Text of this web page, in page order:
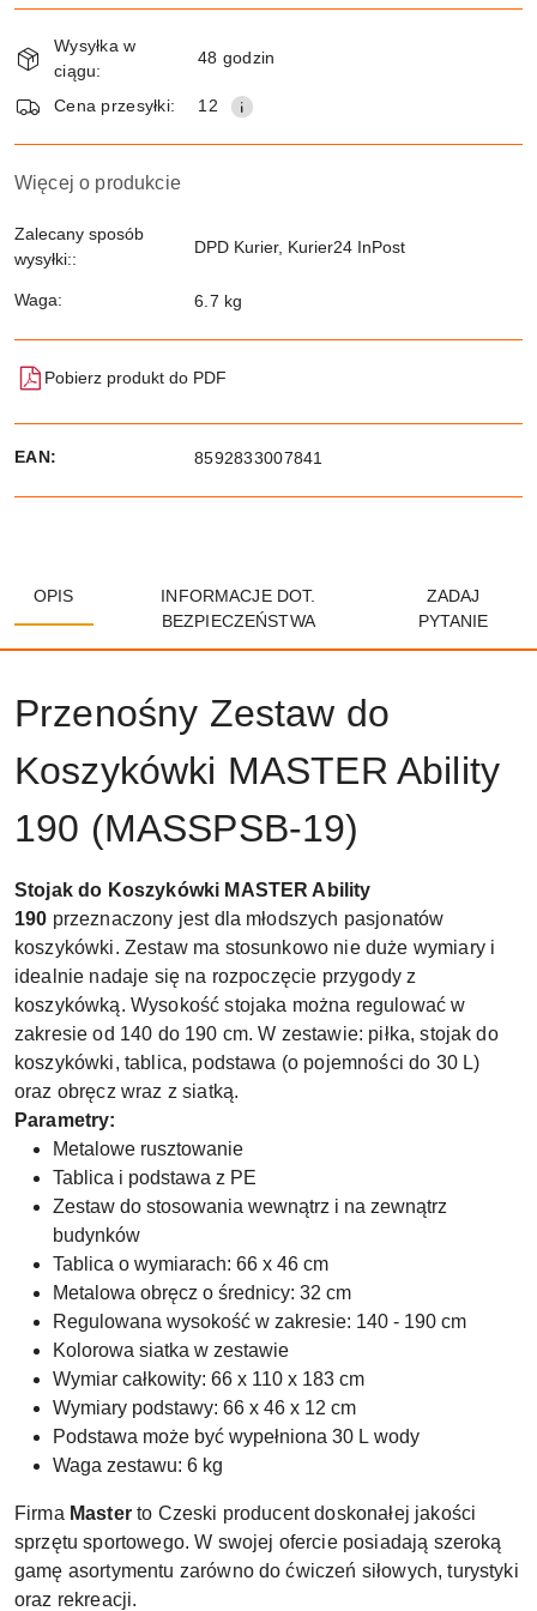
Dostępność
i
dostawa
Wysyłka w
ciągu:
48 godzin
Cena przesyłki: 12
Więcej o produkcie
Zalecany sposób
wysyłki::
DPD Kurier, Kurier24 InPost
Waga: 6.7 kg
Pobierz produkt do PDF
EAN: 8592833007841
OPIS
INFORMACJE DOT.
BEZPIECZEŃSTWA
ZADAJ
PYTANIE
Przenośny Zestaw do
Koszykówki MASTER Ability
190 (MASSPSB-19)
Stojak do Koszykówki MASTER Ability
190 przeznaczony jest dla młodszych pasjonatów
koszykówki. Zestaw ma stosunkowo nie duże wymiary i
idealnie nadaje się na rozpoczęcie przygody z
koszykówką. Wysokość stojaka można regulować w
zakresie od 140 do 190 cm. W zestawie: piłka, stojak do
koszykówki, tablica, podstawa (o pojemności do 30 L)
oraz obręcz wraz z siatką.
Parametry:
Metalowe rusztowanie
Tablica i podstawa z PE
Zestaw do stosowania wewnątrz i na zewnątrz
budynków
Tablica o wymiarach: 66 x 46 cm
Metalowa obręcz o średnicy: 32 cm
Regulowana wysokość w zakresie: 140 - 190 cm
Kolorowa siatka w zestawie
Wymiar całkowity: 66 x 110 x 183 cm
Wymiary podstawy: 66 x 46 x 12 cm
Podstawa może być wypełniona 30 L wody
Waga zestawu: 6 kg
Firma Masterto Czeski producent doskonałej jakości
sprzętu sportowego. W swojej ofercie posiadają szeroką
gamę asortymentu zarówno do ćwiczeń siłowych, turystyki
oraz rekreacji.